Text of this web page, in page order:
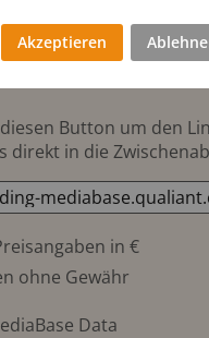
176x56
mm
216x71
Button um den
direkt in die
in €
ohne Gewähr
Data
Akzeptieren